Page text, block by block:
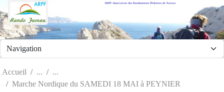
ARPF Association des Randonneurs Pédestres de Fuveau
Accueil
Marche Nordique du SAMEDI 18 MAI à PEYNIER
Panneau de gestion des cookies